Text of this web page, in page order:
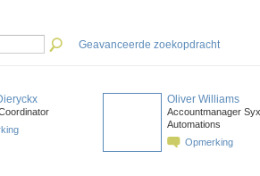
Geavanceerde zoekopdracht
Oliver Williams
Accountmanager Syx
Automations
Opmerking